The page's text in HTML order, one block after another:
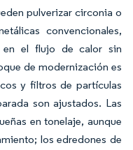
pulverizar circonia o
convencionales,
en el flujo de calor sin
de modernización es
y filtros de partículas
son ajustados. Las
en tonelaje, aunque
los edredones de